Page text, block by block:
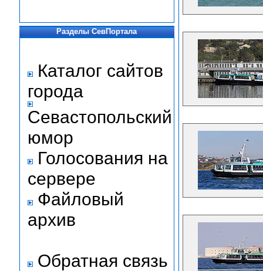
Разделы СевПортала
Каталог сайтов
города
Севастопольский
юмор
Голосования на
сервере
Файловый
архив
Обратная связь